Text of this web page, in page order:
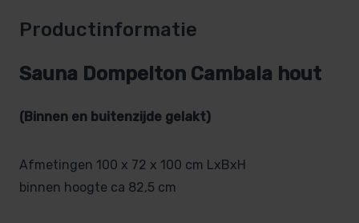
Productinformatie
Sauna Dompelton Cambala hout
(Binnen en buitenzijde gelakt)
Afmetingen 100 x 72 x 100 cm LxBxH
binnen hoogte ca 82,5 cm